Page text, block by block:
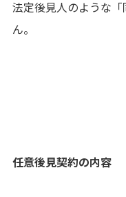
法定後見人のような
ん。
任意後見契約の内容